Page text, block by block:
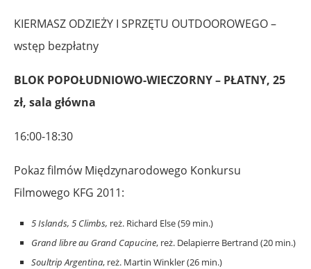
KIERMASZ ODZIEŻY I SPRZĘTU OUTDOOROWEGO –
wstęp bezpłatny
BLOK POPOŁUDNIOWO-WIECZORNY – PŁATNY, 25
zł, sala główna
16:00-18:30
Pokaz filmów Międzynarodowego Konkursu
Filmowego KFG 2011:
5 Islands, 5 Climbs, reż. Richard Else (59 min.)
Grand libre au Grand Capucine, reż. Delapierre Bertrand (20 min.)
Soultrip Argentina, reż. Martin Winkler (26 min.)